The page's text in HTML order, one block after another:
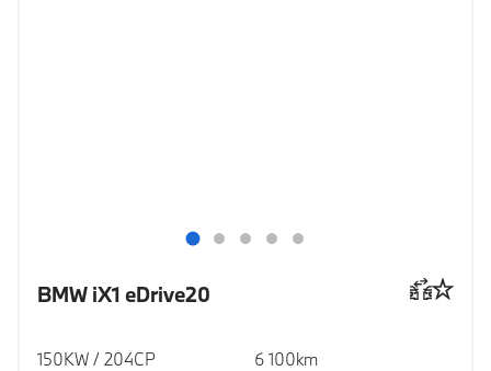
BMW iX1 eDrive20
150KW / 204CP
6 100km